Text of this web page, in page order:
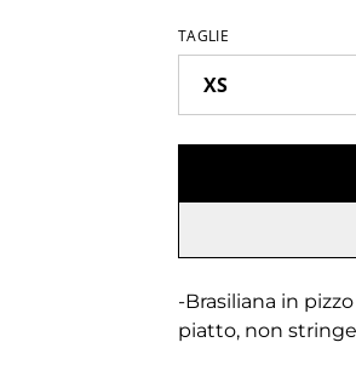
TAGLIE
-Brasiliana in
piatto, non